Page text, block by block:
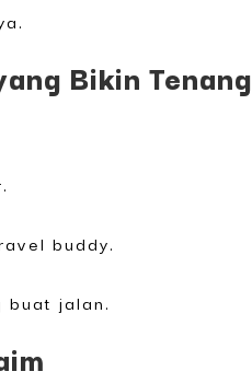
Bikin Tenang
buddy.
buat jalan.